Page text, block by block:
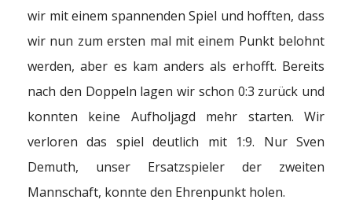
wir mit einem spannenden Spiel und hofften, dass
wir nun zum ersten mal mit einem Punkt belohnt
werden, aber es kam anders als erhofft. Bereits
nach den Doppeln lagen wir schon 0:3 zurück und
konnten keine Aufholjagd mehr starten. Wir
verloren das spiel deutlich mit 1:9. Nur Sven
Demuth, unser Ersatzspieler der zweiten
Mannschaft, konnte den Ehrenpunkt holen.